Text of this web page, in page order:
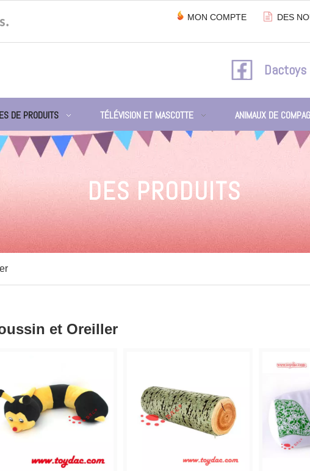
MON COMPTE  DES
Dactoys
DE PRODUITS TÉLÉVISION ET MASCOTTE ANIMAUX DE
DES PRODUITS
et Oreiller